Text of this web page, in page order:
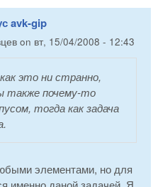
avk-gip
on вт, 15/04/2008 - 12:43
это ни странно,
также почему-то
тогда как задача
элементами, но для